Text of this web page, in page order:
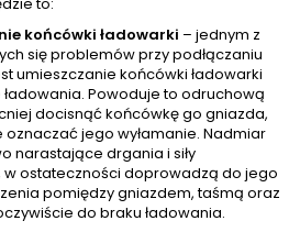
końcówki ładowarki – jednym z
się problemów przy podłączaniu
umieszczanie końcówki ładowarki
Powoduje to odruchową
docisnąć końcówkę go gniazda,
jego wyłamanie. Nadmiar
narastające drgania i siły
ostateczności doprowadzą do jego
pomiędzy gniazdem, taśmą oraz
do braku ładowania.